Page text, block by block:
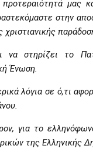
μας
στην
στηρίζει το
Ένωση.
λόγια σε ό,τι
για το
της Ελληνικής